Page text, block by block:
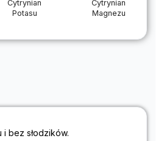
Cytrynian
Potasu
Cytrynian
Magnezu
bez słodzików.